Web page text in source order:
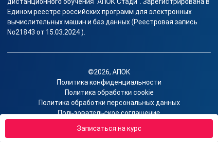
Записаться на курс
Едином реестре российских программ для электронных
вычислительных машин и баз данных (Реестровая запись
No21843 от 15.03.2024 ).
©2026, АПОК
Политика конфиденциальности
Политика обработки cookie
Политика обработки персональных данных
Пользовательское соглашение